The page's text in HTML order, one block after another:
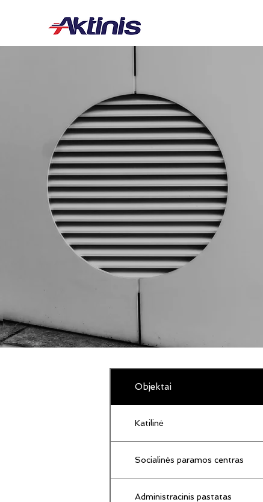
Objektai
Katilinė
Socialinės paramos centras
Administracinis pastatas